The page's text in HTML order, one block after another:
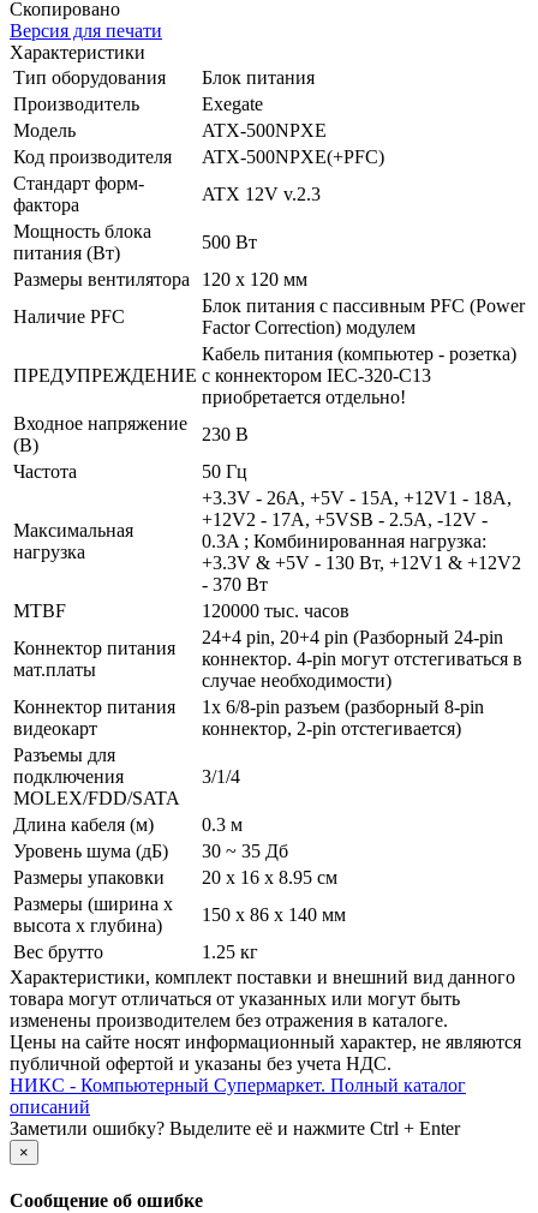
Скопировано
Версия для печати
Характеристики
Тип оборудования
Блок питания
Производитель
Exegate
Модель
ATX-500NPXE
Код производителя
ATX-500NPXE(+PFC)
Стандарт форм-
фактора
ATX 12V v.2.3
Мощность блока
питания (Вт)
500 Вт
Размеры вентилятора
120 x 120 мм
Наличие PFC
Блок питания с пассивным PFC (Power
Factor Correction) модулем
ПРЕДУПРЕЖДЕНИЕ
Кабель питания (компьютер - розетка)
с коннектором IEC-320-C13
приобретается отдельно!
Входное напряжение
(В)
230 В
Частота
50 Гц
Максимальная
нагрузка
+3.3V - 26A, +5V - 15A, +12V1 - 18A,
+12V2 - 17A, +5VSB - 2.5A, -12V -
0.3A ; Комбинированная нагрузка:
+3.3V & +5V - 130 Вт, +12V1 & +12V2
- 370 Вт
MTBF
120000 тыс. часов
Коннектор питания
мат.платы
24+4 pin, 20+4 pin (Разборный 24-pin
коннектор. 4-pin могут отстегиваться в
случае необходимости)
Коннектор питания
видеокарт
1x 6/­8-pin разъем (разборный 8-pin
коннектор, 2-pin отстегивается)
Разъемы для
подключения
MOLEX/FDD/SATA
3/­1/­4
Длина кабеля (м)
0.3 м
Уровень шума (дБ)
30 ~ 35 Дб
Размеры упаковки
20 x 16 x 8.95 см
Размеры (ширина х
высота х глубина)
150 x 86 x 140 мм
Вес брутто
1.25 кг
Xарактеристики, комплект поставки и внешний вид данного
товара могут отличаться от указанных или могут быть
изменены производителем без отражения в каталоге.
Цены на сайте носят информационный характер, не являются
публичной офертой и указаны без учета НДС.
НИКС - Компьютерный Cупермаркет. Полный каталог
описаний
Заметили ошибку? Выделите её и нажмите Ctrl + Enter
×
Сообщение об ошибке